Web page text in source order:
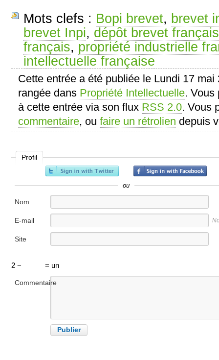
Mots clefs : Bopi brevet, brevet
brevet Inpi, dépôt brevet français
français, propriété industrielle
intellectuelle française
Cette entrée a été publiée le Lundi 17
rangée dans Propriété Intellectuelle. Vous
à cette entrée via son flux RSS 2.0. Vous
commentaire, ou faire un rétrolien depuis
Profil
ou
Nom
E-mail
Site
2 − = un
Commentaire